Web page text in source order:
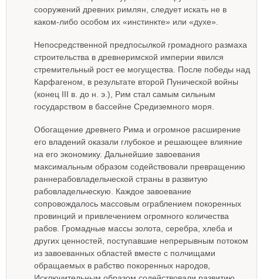
сооружений древних римлян, следует искать не в
каком-либо особом их «инстинкте» или «духе».
Непосредственной предпосылкой громадного размаха
строительства в древнеримской империи явился
стремительный рост ее могущества. После победы над
Карфагеном, в результате второй Пунической войны
(конец III в. до н. э.), Рим стал самым сильным
государством в бассейне Средиземного моря.
Обогащение древнего Рима и огромное расширение
его владений оказали глубокое и решающее влияние
на его экономику. Дальнейшие завоевания
максимальным образом содействовали превращению
раннерабовладельческой страны в развитую
рабовладельческую. Каждое завоевание
сопровождалось массовым ограблением покоренных
провинций и привлечением огромного количества
рабов. Громадные массы золота, серебра, хлеба и
других ценностей, поступавшие непрерывным потоком
из завоеванных областей вместе с полчищами
обращаемых в рабство покоренных народов,